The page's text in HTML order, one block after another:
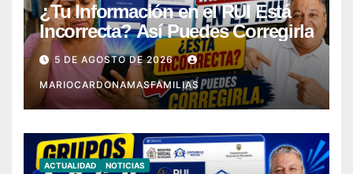
¿Tu Información en el RUI Está
Incorrecta? Así Puedes Corregirla
5 DE AGOSTO DE 2026
MARIOCARDONAMASFAMILIAS
ACTUALIDAD NOTICIAS